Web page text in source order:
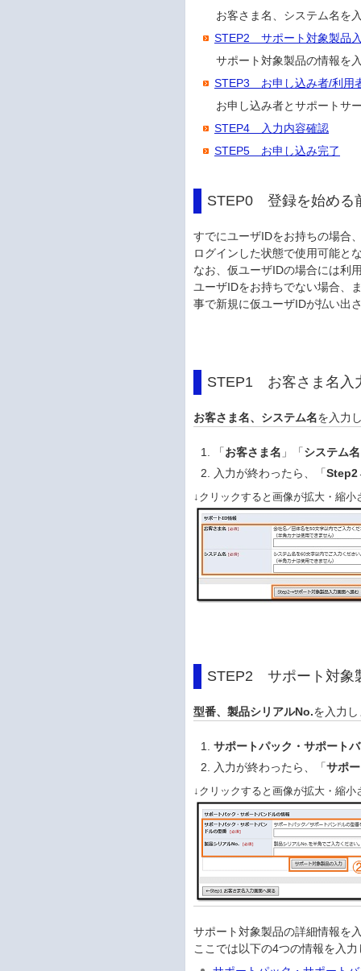
お客さま名、システム名を
STEP2 サポート対象製品
サポート対象製品の情報を
STEP3 お申し込み者/利用
お申し込み者とサポートサ
STEP4 入力内容確認
STEP5 お申し込み完了
STEP0 登録を始める
すでにユーザIDをお持ちの場合
ログインした状態で使用可能と
なお、仮ユーザIDの場合には利
ユーザIDをお持ちでない場合、
事で新規に仮ユーザIDが払い出
STEP1 お客さま名入
お客さま名、システム名を入力
「お客さま名 」「システム名
入力が終わったら、「
↓クリックすると画像が拡大・縮小
STEP2 サポート対象
型番、製品シリアルNo.を入力
サポートパック・サポート
入力が終わったら、「サポ
↓クリックすると画像が拡大・縮小
サポート対象製品の詳細情報を
ここでは以下の4つの情報を入力